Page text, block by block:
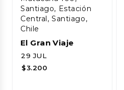
Santiago, Estación
Central, Santiago,
Chile
El Gran Viaje
29 JUL
$3.200